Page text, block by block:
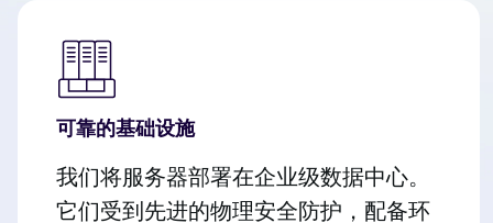
可靠的基础设施
我们将服务器部署在企业级数据中心。
它们受到先进的物理安全防护，配备环